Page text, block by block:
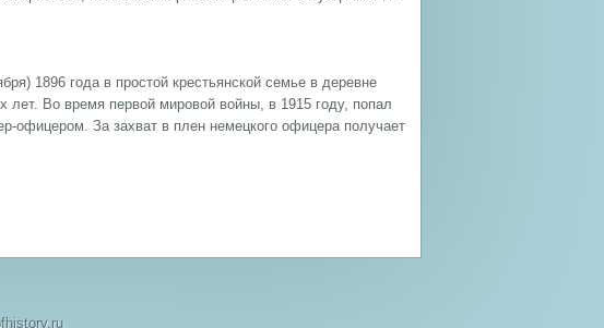
1896 года в простой крестьянской семье в деревне
лет. Во время первой мировой войны, в 1915 году, попал
офицером. За захват в плен немецкого офицера получает